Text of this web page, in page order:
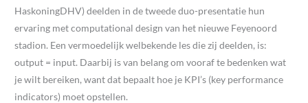
HaskoningDHV) deelden in de tweede duo-presentatie hun
ervaring met computational design van het nieuwe Feyenoord
stadion. Een vermoedelijk welbekende les die zij deelden, is:
output = input. Daarbij is van belang om vooraf te bedenken wat
je wilt bereiken, want dat bepaalt hoe je KPI’s (key performance
indicators) moet opstellen.